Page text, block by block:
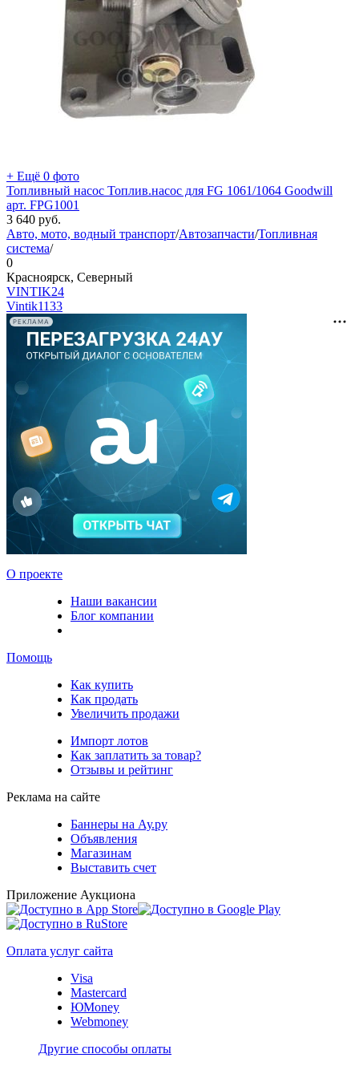
+ Ещё 0 фото
Топливный насос Топлив.насос для FG 1061/1064 Goodwill
арт. FPG1001
3 640 руб.
Авто, мото, водный транспорт/Автозапчасти/Топливная
система/
0
Красноярск, Северный
VINTIK24
Vintik1133
РЕКЛАМА
О проекте
Наши вакансии
Блог компании
Помощь
Как купить
Как продать
Увеличить продажи
Импорт лотов
Как заплатить за товар?
Отзывы и рейтинг
Реклама на сайте
Баннеры на Ау.ру
Объявления
Магазинам
Выставить счет
Приложение Аукциона
Оплата услуг сайта
Visa
Mastercard
ЮMoney
Webmoney
Другие способы оплаты